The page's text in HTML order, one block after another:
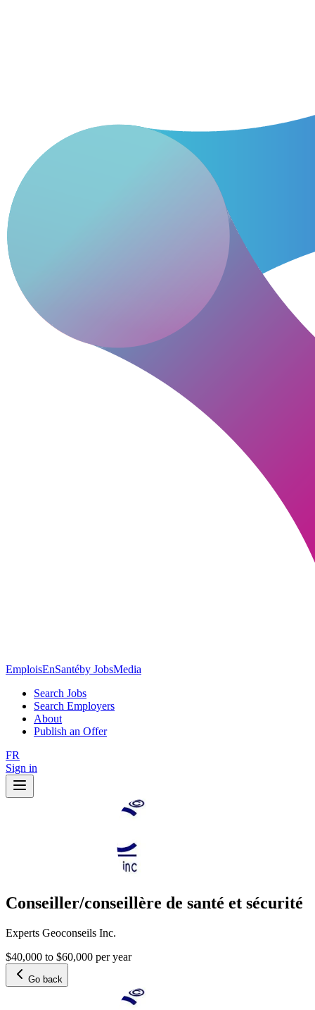
EmploisEnSantéby JobsMedia
Search Jobs
Search Employers
About
Publish an Offer
FR
Sign in
Conseiller/conseillère de santé et sécurité
Experts Geoconseils Inc.
$40,000 to $60,000 per year
Go back